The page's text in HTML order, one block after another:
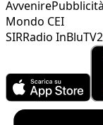
AvvenirePubblicità
Mondo CEI
SIRRadio InBlu